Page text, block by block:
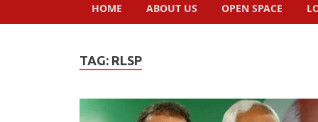
HOME ABOUT US OPEN SPACE
TAG: RLSP